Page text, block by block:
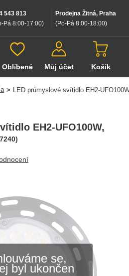
Prodejna Žitná, Praha
(Po-Pá 8:00-18:00)
543 813
Pá 8:00-17:00)
Oblíbené Můj účet Košík
> LED průmyslové svítidlo EH2-
se,
byl ukončen
EH2-UFO100W,
)